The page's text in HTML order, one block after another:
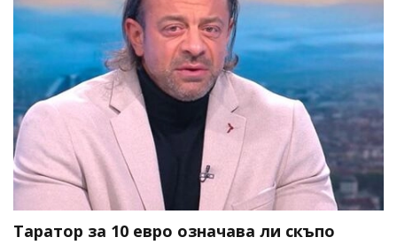
Таратор за 10 евро означава ли скъпо